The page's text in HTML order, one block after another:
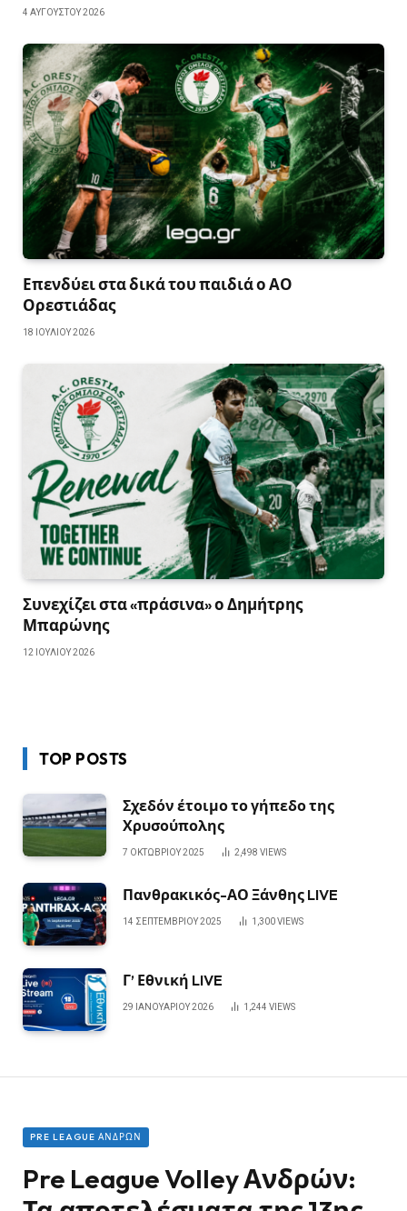
4 ΑΥΓΟΎΣΤΟΥ 2026
Επενδύει στα δικά του παιδιά ο ΑΟ
Ορεστιάδας
18 ΙΟΥΛΊΟΥ 2026
Συνεχίζει στα «πράσινα» ο Δημήτρης
Μπαρώνης
12 ΙΟΥΛΊΟΥ 2026
TOP POSTS
Σχεδόν έτοιμο το γήπεδο της
Χρυσούπολης
7 ΟΚΤΩΒΡΊΟΥ 2025 2,498 VIEWS
Πανθρακικός-ΑΟ Ξάνθης LIVE
14 ΣΕΠΤΕΜΒΡΊΟΥ 2025 1,300VIEWS
Γ’ Εθνική LIVE
29 ΙΑΝΟΥΑΡΊΟΥ 2026 1,244 VIEWS
PRE LEAGUE ΑΝΔΡΏΝ
Pre League Volley Ανδρών: